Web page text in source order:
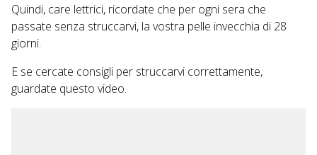
Quindi, care lettrici, ricordate che per ogni sera che
passate senza struccarvi, la vostra pelle invecchia di 28
giorni.
E se cercate consigli per struccarvi correttamente,
guardate questo video.